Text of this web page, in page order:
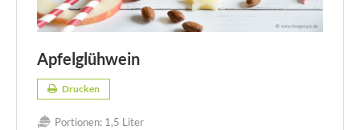
Apfelglühwein
Drucken
Portionen: 1,5 Liter